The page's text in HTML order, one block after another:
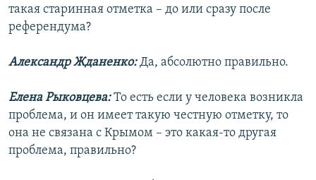
такая старинная отметка – до или сразу после
референдума?
Александр Жданенко:Да, абсолютно правильно.
Елена Рыковцева:То есть если у человека возникла
проблема, и он имеет такую честную отметку, то
она не связана с Крымом – это какая-то другая
проблема, правильно?